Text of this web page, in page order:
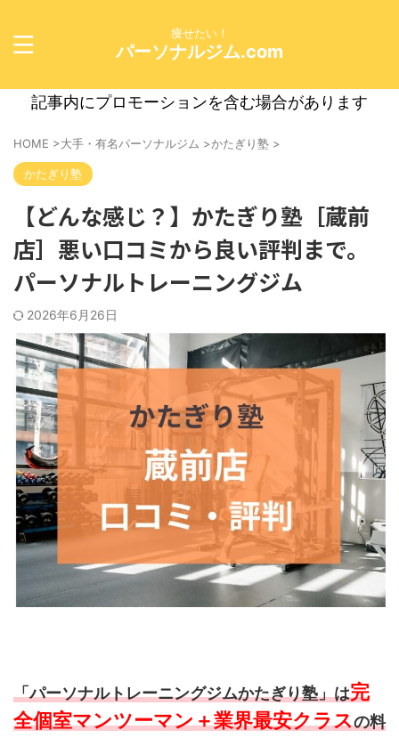
痩せたい！
パーソナルジム.com
記事内にプロモーションを含む場合があります
HOME >大手・有名パーソナルジム >かたぎり塾 >
かたぎり塾
【どんな感じ？】かたぎり塾［蔵前
店］悪い口コミから良い評判まで。
パーソナルトレーニングジム
2026年6月26日
「パーソナルトレーニングジムかたぎり塾」は完
全個室マンツーマン＋業界最安クラスの料